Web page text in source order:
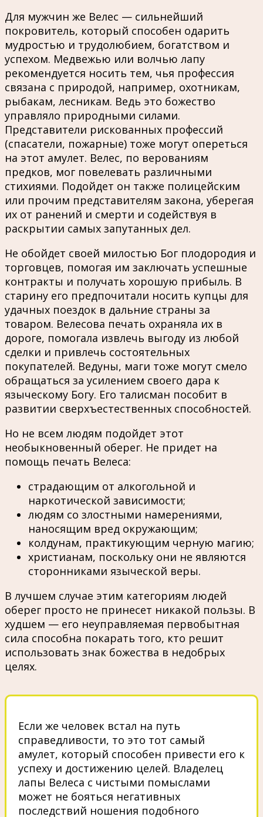
Для мужчин же Велес — сильнейший
покровитель, который способен одарить
мудростью и трудолюбием, богатством и
успехом. Медвежью или волчью лапу
рекомендуется носить тем, чья профессия
связана с природой, например, охотникам,
рыбакам, лесникам. Ведь это божество
управляло природными силами.
Представители рискованных профессий
(спасатели, пожарные) тоже могут опереться
на этот амулет. Велес, по верованиям
предков, мог повелевать различными
стихиями. Подойдет он также полицейским
или прочим представителям закона, уберегая
их от ранений и смерти и содействуя в
раскрытии самых запутанных дел.
Не обойдет своей милостью Бог плодородия и
торговцев, помогая им заключать успешные
контракты и получать хорошую прибыль. В
старину его предпочитали носить купцы для
удачных поездок в дальние страны за
товаром. Велесова печать охраняла их в
дороге, помогала извлечь выгоду из любой
сделки и привлечь состоятельных
покупателей. Ведуны, маги тоже могут смело
обращаться за усилением своего дара к
языческому Богу. Его талисман пособит в
развитии сверхъестественных способностей.
Но не всем людям подойдет этот
необыкновенный оберег. Не придет на
помощь печать Велеса:
страдающим от алкогольной и
наркотической зависимости;
людям со злостными намерениями,
наносящим вред окружающим;
колдунам, практикующим черную магию;
христианам, поскольку они не являются
сторонниками языческой веры.
В лучшем случае этим категориям людей
оберег просто не принесет никакой пользы. В
худшем — его неуправляемая первобытная
сила способна покарать того, кто решит
использовать знак божества в недобрых
целях.
Если же человек встал на путь
справедливости, то это тот самый
амулет, который способен привести его к
успеху и достижению целей. Владелец
лапы Велеса с чистыми помыслами
может не бояться негативных
последствий ношения подобного